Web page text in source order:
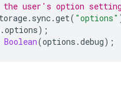
user's option
. sync.get( "options"
.options);
Boolean(options .debug);